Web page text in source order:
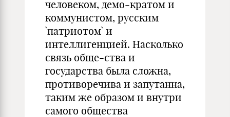
человеком, демо-кратом и
коммунистом, русским
`патриотом` и
интеллигенцией. Насколько
связь обще-ства и
государства была сложна,
противоречива и запутанна,
таким же образом и внутри
самого общества